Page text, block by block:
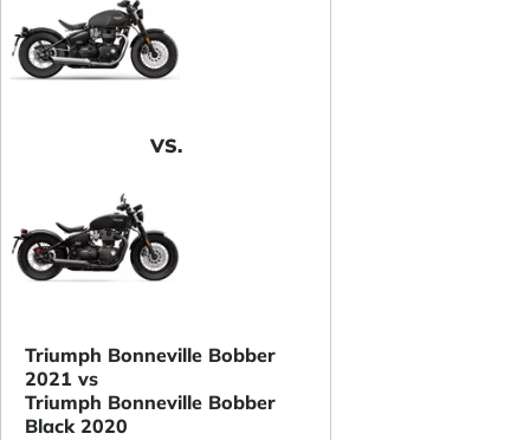
VS.
Triumph Bonneville Bobber
2021 vs
Triumph Bonneville Bobber
Black 2020